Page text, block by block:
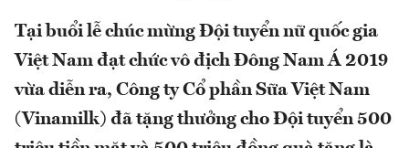
Tại buổi lễ chúc mừng Đội tuyển nữ quốc gia
Việt Nam đạt chức vô địch Đông Nam Á 2019
vừa diễn ra, Công ty Cổ phần Sữa Việt Nam
(Vinamilk) đã tặng thưởng cho Đội tuyển 500